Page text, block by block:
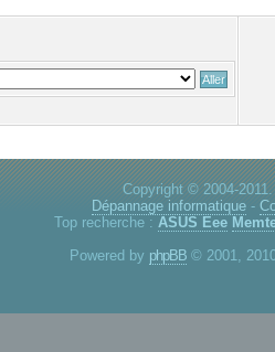
Copyright © 2004-
Dépannage informatique -
Top recherche : ASUS Eee
Powered by phpBB © 2001,